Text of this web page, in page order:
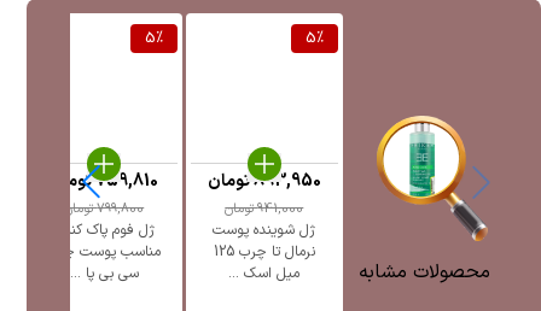
محصولات مشابه
5%
ژل شوینده پوست
نرمال تا چرب 125
میل اسک ...
941,000تومان
893,950تومان
5%
ژل فوم پاک کننده
مناسب پوست چرب
سی بی پا ...
799,800تومان
759,810تومان